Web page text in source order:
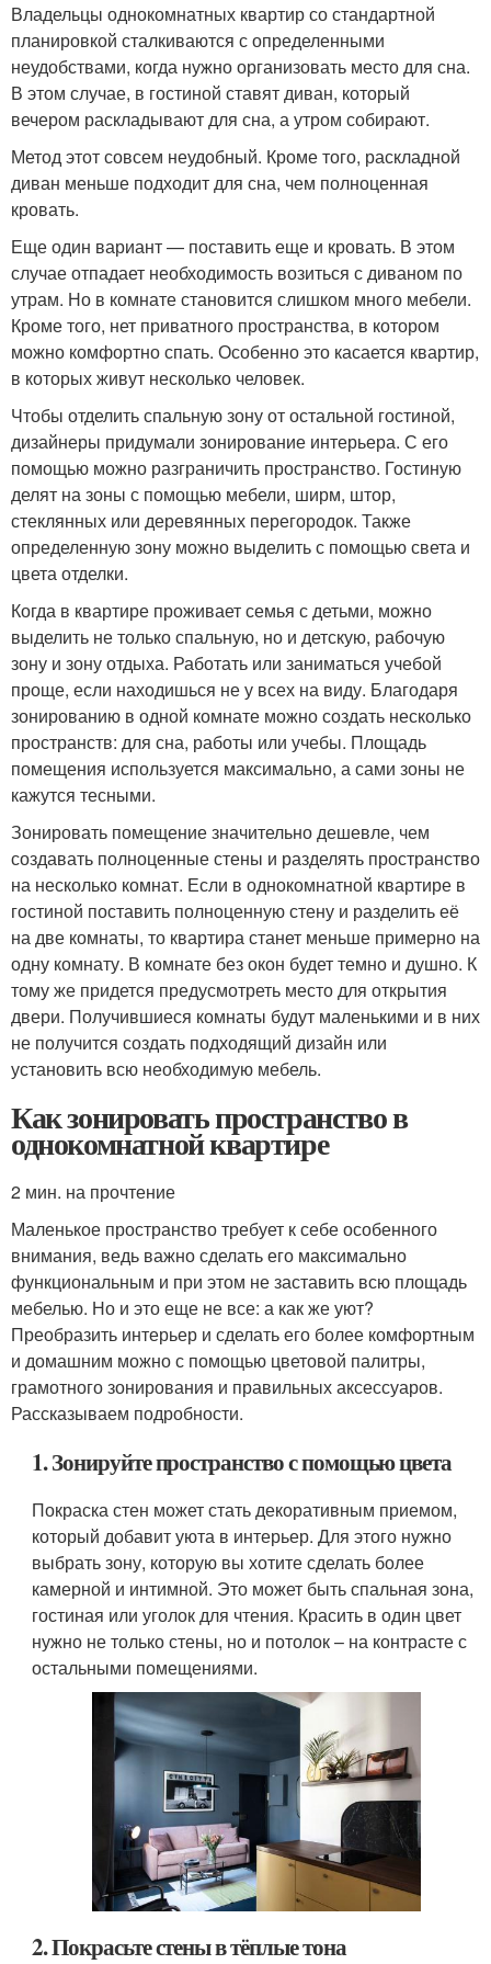
Владельцы однокомнатных квартир со стандартной
планировкой сталкиваются с определенными
неудобствами, когда нужно организовать место для сна.
В этом случае, в гостиной ставят диван, который
вечером раскладывают для сна, а утром собирают.
Метод этот совсем неудобный. Кроме того, раскладной
диван меньше подходит для сна, чем полноценная
кровать.
Еще один вариант — поставить еще и кровать. В этом
случае отпадает необходимость возиться с диваном по
утрам. Но в комнате становится слишком много мебели.
Кроме того, нет приватного пространства, в котором
можно комфортно спать. Особенно это касается квартир,
в которых живут несколько человек.
Чтобы отделить спальную зону от остальной гостиной,
дизайнеры придумали зонирование интерьера. С его
помощью можно разграничить пространство. Гостиную
делят на зоны с помощью мебели, ширм, штор,
стеклянных или деревянных перегородок. Также
определенную зону можно выделить с помощью света и
цвета отделки.
Когда в квартире проживает семья с детьми, можно
выделить не только спальную, но и детскую, рабочую
зону и зону отдыха. Работать или заниматься учебой
проще, если находишься не у всех на виду. Благодаря
зонированию в одной комнате можно создать несколько
пространств: для сна, работы или учебы. Площадь
помещения используется максимально, а сами зоны не
кажутся тесными.
Зонировать помещение значительно дешевле, чем
создавать полноценные стены и разделять пространство
на несколько комнат. Если в однокомнатной квартире в
гостиной поставить полноценную стену и разделить её
на две комнаты, то квартира станет меньше примерно на
одну комнату. В комнате без окон будет темно и душно. К
тому же придется предусмотреть место для открытия
двери. Получившиеся комнаты будут маленькими и в них
не получится создать подходящий дизайн или
установить всю необходимую мебель.
Как зонировать пространство в
однокомнатной квартире
2 мин. на прочтение
Маленькое пространство требует к себе особенного
внимания, ведь важно сделать его максимально
функциональным и при этом не заставить всю площадь
мебелью. Но и это еще не все: а как же уют?
Преобразить интерьер и сделать его более комфортным
и домашним можно с помощью цветовой палитры,
грамотного зонирования и правильных аксессуаров.
Рассказываем подробности.
1. Зонируйте пространство с помощью цвета
Покраска стен может стать декоративным приемом,
который добавит уюта в интерьер. Для этого нужно
выбрать зону, которую вы хотите сделать более
камерной и интимной. Это может быть спальная зона,
гостиная или уголок для чтения. Красить в один цвет
нужно не только стены, но и потолок – на контрасте с
остальными помещениями.
2. Покрасьте стены в тёплые тона